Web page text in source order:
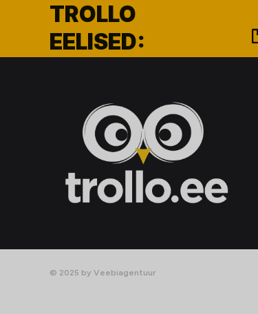
TROLLO
EELISED:
© 2025 by Veebiagentuur